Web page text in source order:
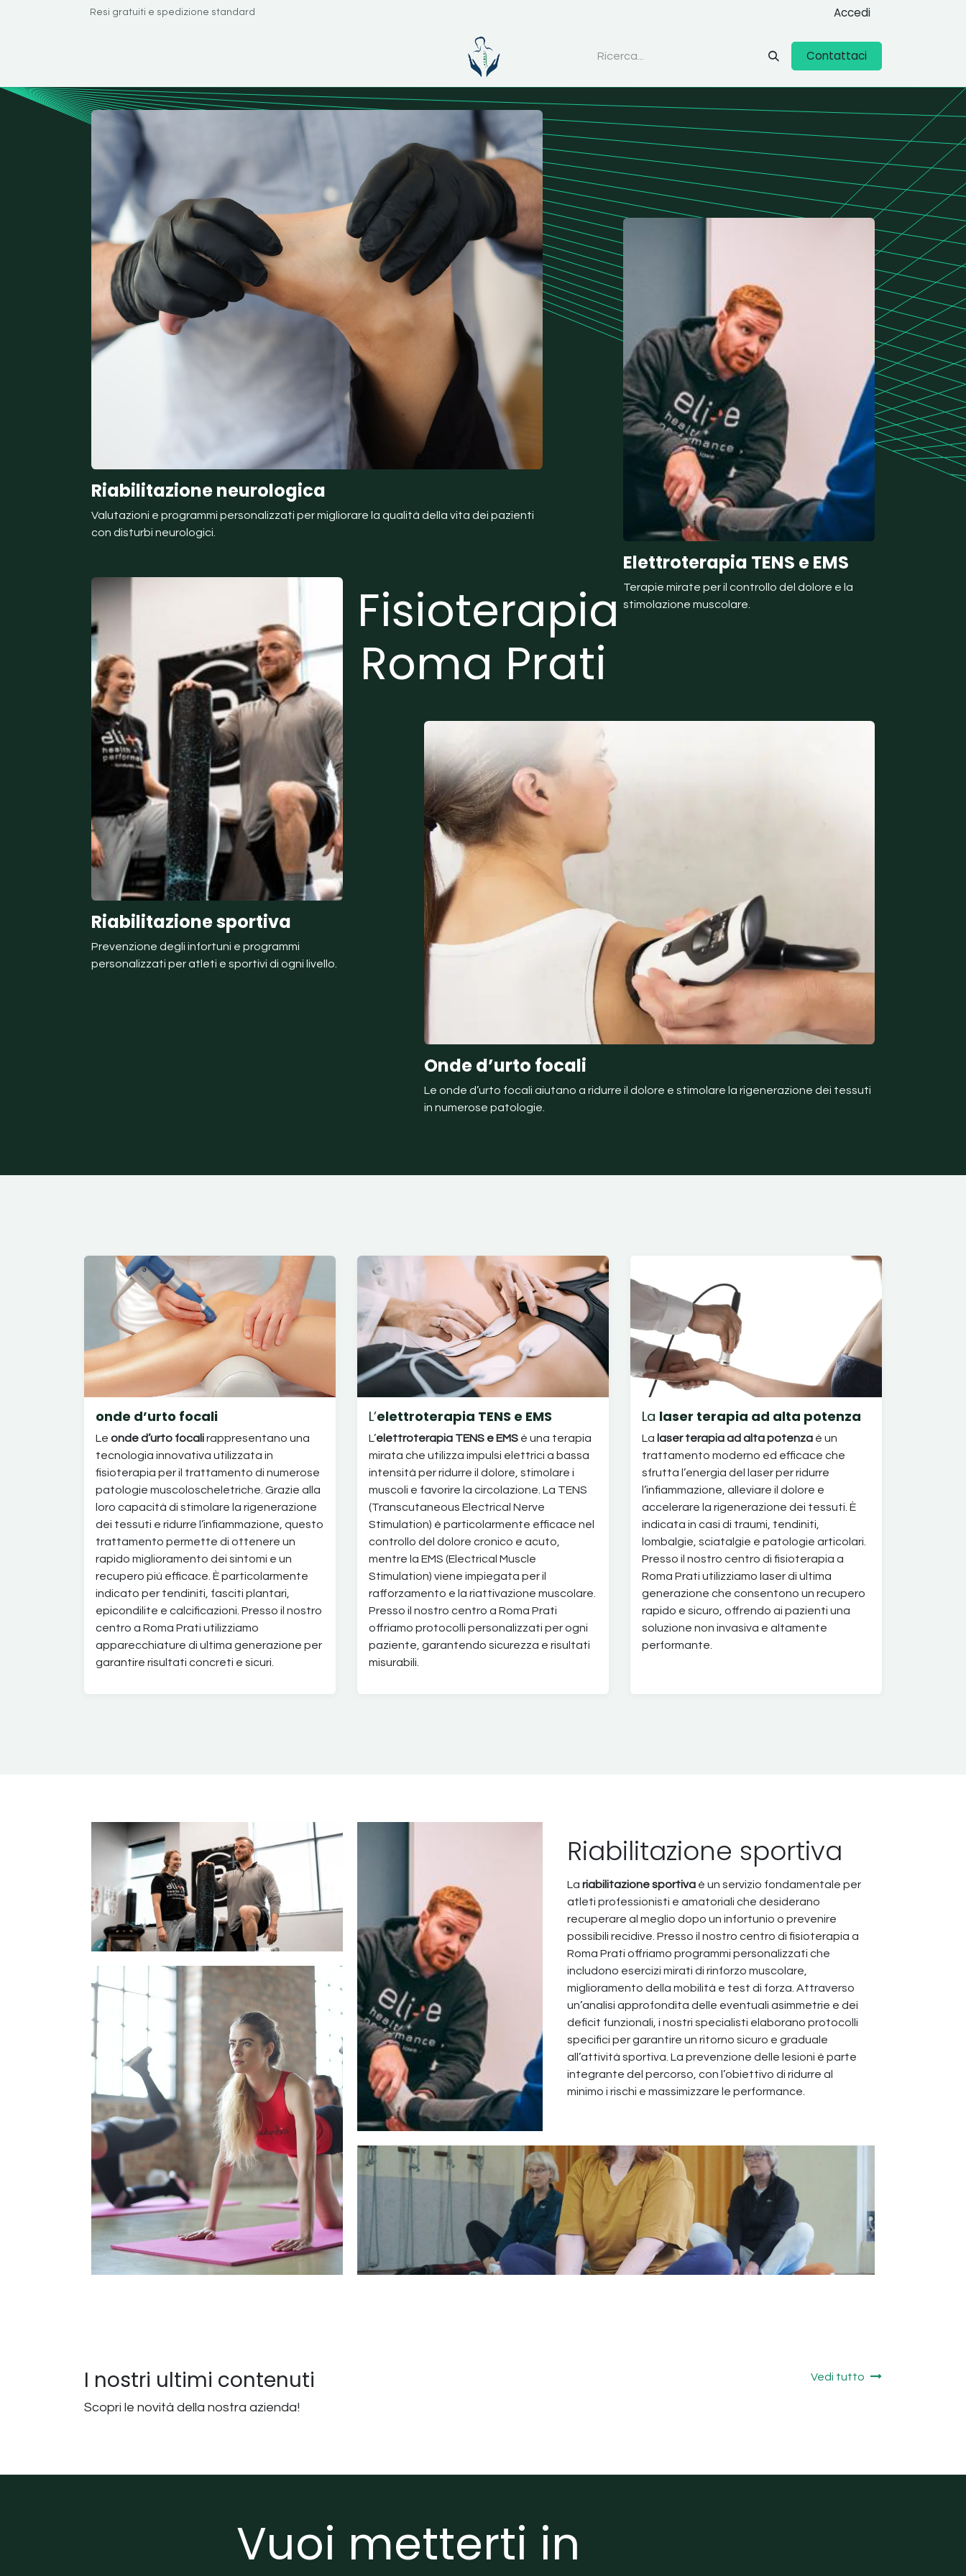
Passa al contenutoResi gratuiti e spedizione standard Accedi
Contattaci
Fisioterapia
Roma Prati
Riabilitazione neurologica
Valutazioni e programmi personalizzati per migliorare la qualità della vita dei pazienti
con disturbi neurologici.
Elettroterapia TENS e EMS
Terapie mirate per il controllo del dolore e la
stimolazione muscolare.
Riabilitazione sportiva
Prevenzione degli infortuni e programmi
personalizzati per atleti e sportivi di ogni livello.
Onde d’urto focali
Le onde d’urto focali aiutano a ridurre il dolore e stimolare la rigenerazione dei tessuti
in numerose patologie.
onde d’urto focali
Le onde d’urto focalirappresentano una
tecnologia innovativa utilizzata in
fisioterapia per il trattamento di numerose
patologie muscoloscheletriche. Grazie alla
loro capacità di stimolare la rigenerazione
dei tessuti e ridurre l’infiammazione, questo
trattamento permette di ottenere un
rapido miglioramento dei sintomi e un
recupero più efficace. È particolarmente
indicato per tendiniti, fasciti plantari,
epicondilite e calcificazioni. Presso il nostro
centro a Roma Prati utilizziamo
apparecchiature di ultima generazione per
garantire risultati concreti e sicuri.
L’elettroterapia TENS e EMS
L’elettroterapia TENS e EMS è una terapia
mirata che utilizza impulsi elettrici a bassa
intensità per ridurre il dolore, stimolare i
muscoli e favorire la circolazione. La TENS
(Transcutaneous Electrical Nerve
Stimulation) è particolarmente efficace nel
controllo del dolore cronico e acuto,
mentre la EMS (Electrical Muscle
Stimulation) viene impiegata per il
rafforzamento e la riattivazione muscolare.
Presso il nostro centro a Roma Prati
offriamo protocolli personalizzati per ogni
paziente, garantendo sicurezza e risultati
misurabili.
La laser terapia ad alta potenza
La laser terapia ad alta potenza è un
trattamento moderno ed efficace che
sfrutta l’energia del laser per ridurre
l’infiammazione, alleviare il dolore e
accelerare la rigenerazione dei tessuti. È
indicata in casi di traumi, tendiniti,
lombalgie, sciatalgie e patologie articolari.
Presso il nostro centro di fisioterapia a
Roma Prati utilizziamo laser di ultima
generazione che consentono un recupero
rapido e sicuro, offrendo ai pazienti una
soluzione non invasiva e altamente
performante.
Riabilitazione sportiva
La riabilitazione sportivaè un servizio fondamentale per
atleti professionisti e amatoriali che desiderano
recuperare al meglio dopo un infortunio o prevenire
possibili recidive. Presso il nostro centro di fisioterapia a
Roma Prati offriamo programmi personalizzati che
includono esercizi mirati di rinforzo muscolare,
miglioramento della mobilità e test di forza. Attraverso
un’analisi approfondita delle eventuali asimmetrie e dei
deficit funzionali, i nostri specialisti elaborano protocolli
specifici per garantire un ritorno sicuro e graduale
all’attività sportiva. La prevenzione delle lesioni è parte
integrante del percorso, con l’obiettivo di ridurre al
minimo i rischi e massimizzare le performance.
I nostri ultimi contenuti
Scopri le novità della nostra azienda!
Vedi tutto
Vuoi metterti in